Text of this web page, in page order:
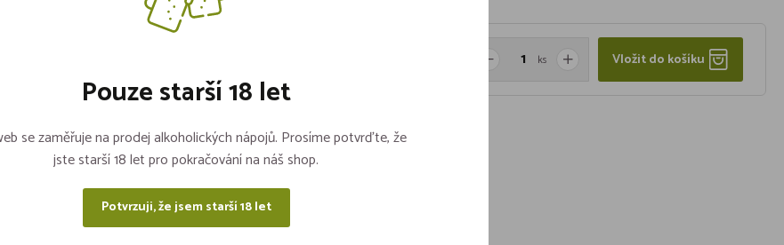
ks Vložit do košíku
Pouze starší 18 let
se zaměřuje na prodej alkoholických nápojů. Prosíme potvrďte, že
jste starší 18 let pro pokračování na náš shop.
Potvrzuji, že jsem starší 18 let